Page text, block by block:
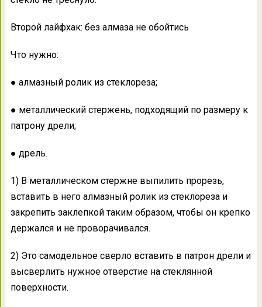
Второй лайфхак: без алмаза не обойтись
Что нужно:
● алмазный ролик из стеклореза;
● металлический стержень, подходящий по размеру к
патрону дрели;
● дрель.
1) В металлическом стержне выпилить прорезь,
вставить в него алмазный ролик из стеклореза и
закрепить заклепкой таким образом, чтобы он крепко
держался и не проворачивался.
2) Это самодельное сверло вставить в патрон дрели и
высверлить нужное отверстие на стеклянной
поверхности.